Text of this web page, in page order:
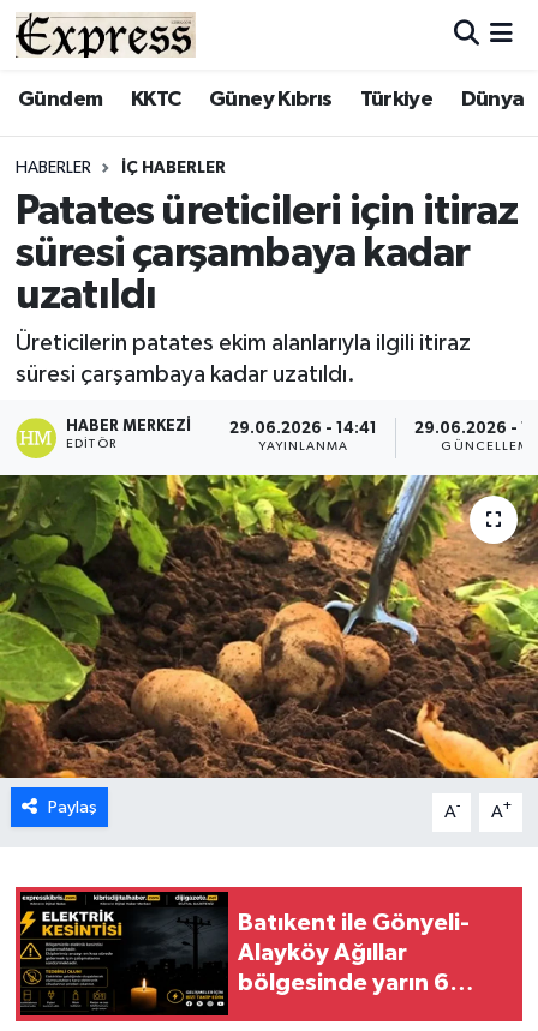
Gündem KKTC Güney Kıbrıs Türkiye Dünya
HABERLER İÇ HABERLER
Patates üreticileri için itiraz
süresi çarşambaya kadar
uzatıldı
Üreticilerin patates ekim alanlarıyla ilgili itiraz
süresi çarşambaya kadar uzatıldı.
HABER MERKEZI
EDITÖR
29.06.2026 - 14:41
YAYINLANMA
29.06.2026 -
GÜNCELLEME
Paylaş A- A+
Batıkent ile Gönyeli-
Alayköy Ağıllar
bölgesinde yarın 6
ALAYKÖY
BİLİM
ÇATALKÖY
DÜNYA
ENGLISH
ESENTEPE
GAZİMAĞUSA
GİRNE
GÜNDEM
GÜNEY KIBRIS
İÇ HABERLER
KÜLTÜR SANAT
LAPTA
Hava Durumu
Süper Lig Puan Durumu ve Fikstür
Tüm Manşetler
Son Dakika Haberleri